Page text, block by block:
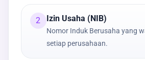
2 Izin Usaha (NIB)
Nomor Induk Berusaha yang
setiap perusahaan.